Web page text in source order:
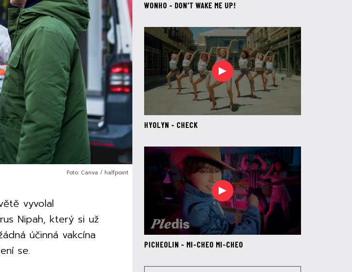
Foto: Canva / halfpoint
vyvolal
Nipah, který si už
účinná vakcína
se.
WONHO - DON'T WAKE ME UP!
HYOLYN - CHECK
PICHEOLIN - MI-CHEO MI-CHEO